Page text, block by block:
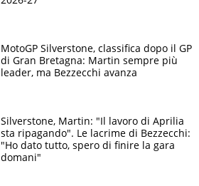
MotoGP Silverstone, classifica dopo il GP
di Gran Bretagna: Martin sempre più
leader, ma Bezzecchi avanza
Silverstone, Martin: "Il lavoro di Aprilia
sta ripagando". Le lacrime di Bezzecchi:
"Ho dato tutto, spero di finire la gara
domani"